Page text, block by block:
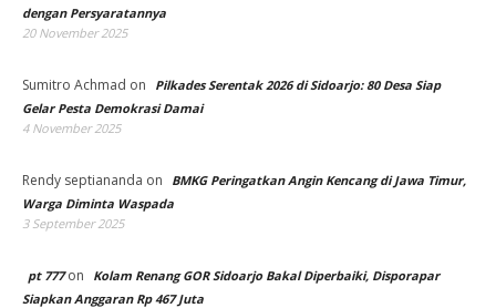
dengan Persyaratannya
20 November 2025
Sumitro Achmad on
Pilkades Serentak 2026 di Sidoarjo: 80 Desa Siap
Gelar Pesta Demokrasi Damai
4 November 2025
Rendy septiananda on
BMKG Peringatkan Angin Kencang di Jawa Timur,
Warga Diminta Waspada
3 September 2025
pt 777on
Kolam Renang GOR Sidoarjo Bakal Diperbaiki, Disporapar
Siapkan Anggaran Rp 467 Juta